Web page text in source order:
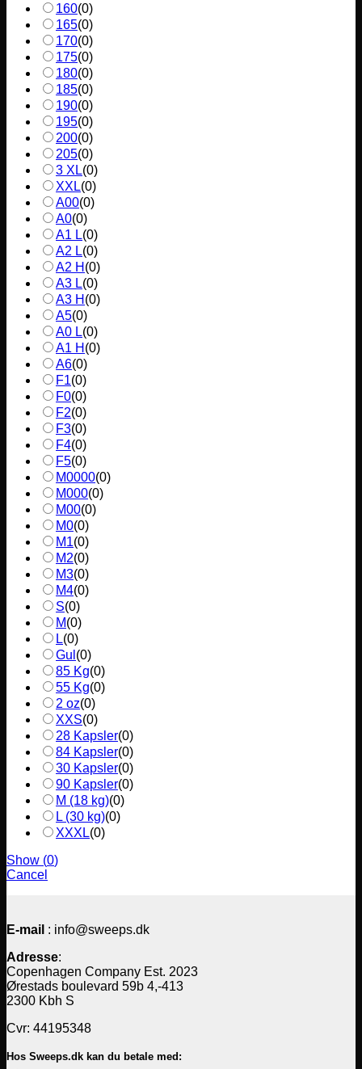
160(0)
165(0)
170(0)
175(0)
180(0)
185(0)
190(0)
195(0)
200(0)
205(0)
3 XL(0)
XXL(0)
A00(0)
A0(0)
A1 L(0)
A2 L(0)
A2 H (0)
A3 L(0)
A3 H (0)
A5(0)
A0 L(0)
A1 H (0)
A6(0)
F1(0)
F0(0)
F2(0)
F3(0)
F4(0)
F5(0)
M0000(0)
M000(0)
M00(0)
M0(0)
M1(0)
M2(0)
M3(0)
M4(0)
S(0)
M(0)
L(0)
Gul (0)
85 Kg(0)
55 Kg(0)
2 oz(0)
XXS(0)
28 Kapsler(0)
84 Kapsler(0)
30 Kapsler(0)
90 Kapsler(0)
M (18 kg)(0)
L (30 kg)(0)
XXXL(0)
Show (0)
Cancel
E-mail : info@sweeps.dk
Adresse:
Copenhagen Company Est. 2023
Ørestads boulevard 59b 4,-413
2300 Kbh S
Cvr: 44195348
Hos Sweeps.dk kan du betale med: